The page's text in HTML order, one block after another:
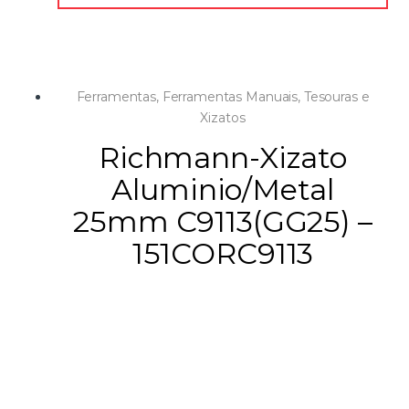
Ferramentas, Ferramentas Manuais, Tesouras e
Xizatos
Richmann-Xizato
Aluminio/Metal
25mm C9113(GG25) –
151CORC9113